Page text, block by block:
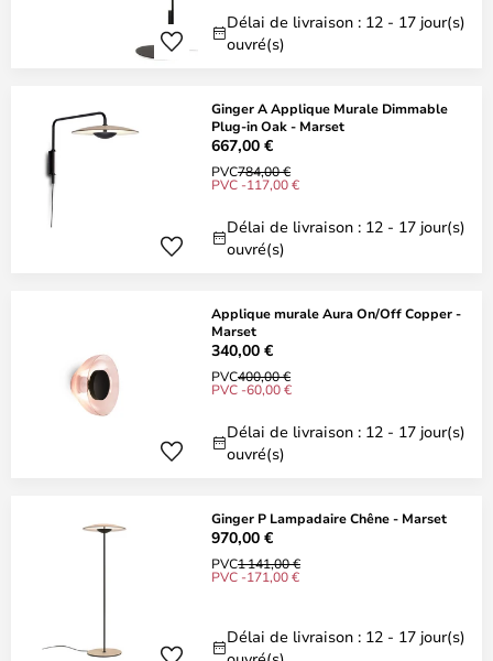
Délai de livraison : 12 - 17 jour(s)
ouvré(s)
Ginger A Applique Murale Dimmable
Plug-in Oak - Marset
667,00 €
PVC784,00 €
PVC -117,00 €
Délai de livraison : 12 - 17 jour(s)
ouvré(s)
Applique murale Aura On/Off Copper -
Marset
340,00 €
PVC400,00 €
PVC -60,00 €
Délai de livraison : 12 - 17 jour(s)
ouvré(s)
Ginger P Lampadaire Chêne - Marset
970,00 €
PVC1 141,00 €
PVC -171,00 €
Délai de livraison : 12 - 17 jour(s)